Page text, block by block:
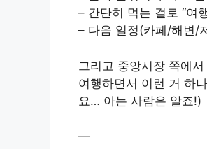
– 간단히 먹는 걸로 “여
– 다음 일정(카페/해변/
그리고 중앙시장 쪽에
여행하면서 이런 거 하
요… 아는 사람은 알죠!)
—